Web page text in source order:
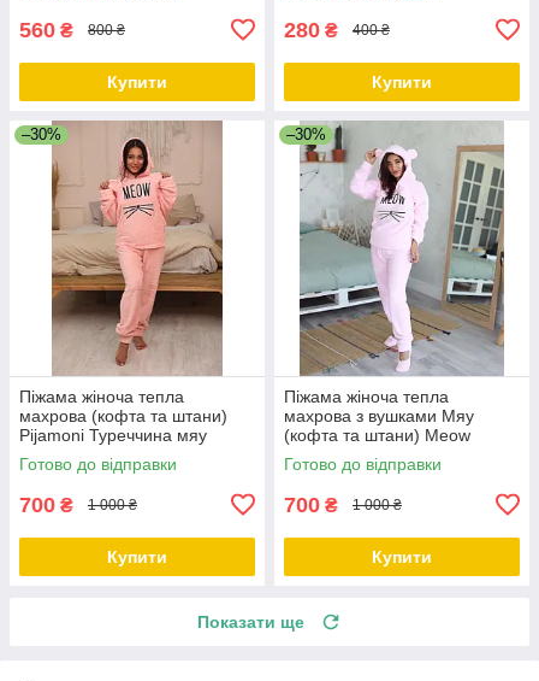
560 ₴ 800 ₴
Купити
280 ₴ 400 ₴
Купити
–30%
Піжама жіноча тепла
махрова (кофта та штани)
Pijamoni Туреччина мяу
розмер С
Готово до відправки
700 ₴ 1 000 ₴
Купити
–30%
Піжама жіноча тепла
махрова з вушками Мяу
(кофта та штани) Meow
Туреччина
Готово до відправки
700 ₴ 1 000 ₴
Купити
Показати ще